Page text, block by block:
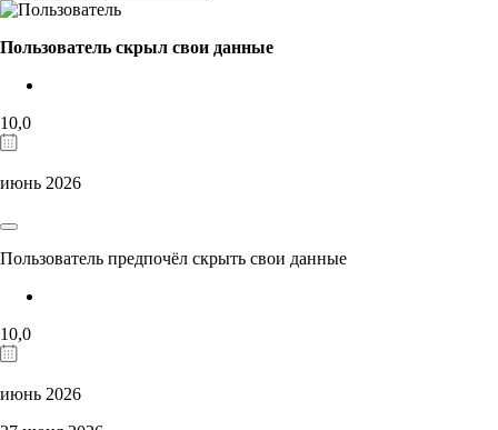
Пользователь скрыл свои данные
10,0
июнь 2026
Пользователь предпочёл скрыть свои данные
10,0
июнь 2026